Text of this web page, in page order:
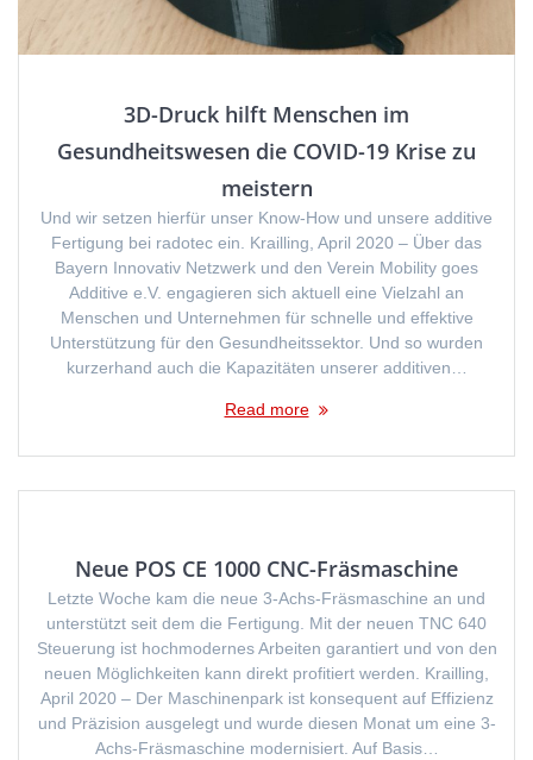
3D-Druck hilft Menschen im
Gesundheitswesen die COVID-19 Krise zu
meistern
Und wir setzen hierfür unser Know-How und unsere additive
Fertigung bei radotec ein. Krailling, April 2020 – Über das
Bayern Innovativ Netzwerk und den Verein Mobility goes
Additive e.V. engagieren sich aktuell eine Vielzahl an
Menschen und Unternehmen für schnelle und effektive
Unterstützung für den Gesundheitssektor. Und so wurden
kurzerhand auch die Kapazitäten unserer additiven…
Read more
Neue POS CE 1000 CNC-Fräsmaschine
Letzte Woche kam die neue 3-Achs-Fräsmaschine an und
unterstützt seit dem die Fertigung. Mit der neuen TNC 640
Steuerung ist hochmodernes Arbeiten garantiert und von den
neuen Möglichkeiten kann direkt profitiert werden. Krailling,
April 2020 – Der Maschinenpark ist konsequent auf Effizienz
und Präzision ausgelegt und wurde diesen Monat um eine 3-
Achs-Fräsmaschine modernisiert. Auf Basis…